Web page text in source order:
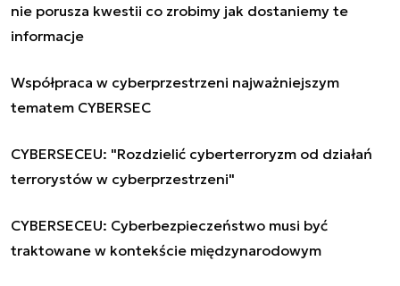
nie porusza kwestii co zrobimy jak dostaniemy te
informacje
Współpraca w cyberprzestrzeni najważniejszym
tematem CYBERSEC
CYBERSECEU: "Rozdzielić cyberterroryzm od działań
terrorystów w cyberprzestrzeni"
CYBERSECEU: Cyberbezpieczeństwo musi być
traktowane w kontekście międzynarodowym